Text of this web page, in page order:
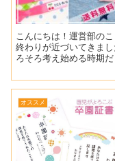
こんにちは！運営部の
終わりが近づいてきま
ろそろ考え始める時期
オススメ